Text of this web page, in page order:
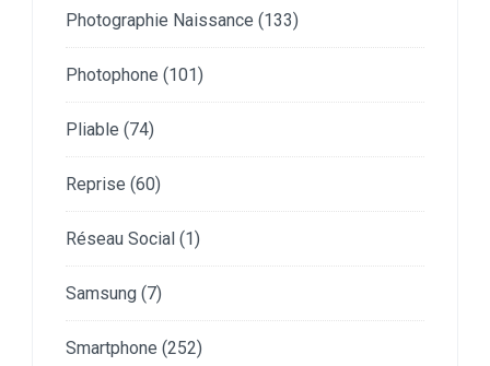
Photographie Naissance (133)
Photophone (101)
Pliable (74)
Reprise (60)
Réseau Social (1)
Samsung (7)
Smartphone (252)